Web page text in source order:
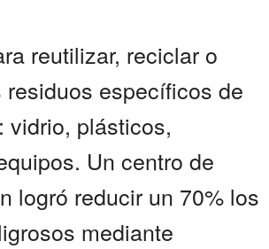
reutilizar, reciclar o
específicos de
vidrio, plásticos,
Un centro de
logró reducir un 70% los
mediante